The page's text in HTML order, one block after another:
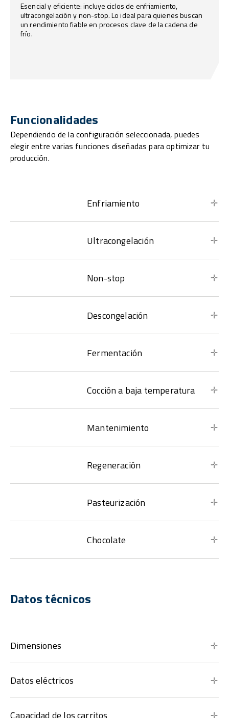
Esencial y eficiente: incluye ciclos de enfriamiento,
ultracongelación y non-stop. Lo ideal para quienes buscan
un rendimiento fiable en procesos clave de la cadena de
frío.
Funcionalidades
Dependiendo de la configuración seleccionada, puedes
elegir entre varias funciones diseñadas para optimizar tu
producción.
Enfriamiento
Ultracongelación
Non-stop
Descongelación
Fermentación
Cocción a baja temperatura
Mantenimiento
Regeneración
Pasteurización
Chocolate
Datos técnicos
Dimensiones
Datos eléctricos
Capacidad de los carritos